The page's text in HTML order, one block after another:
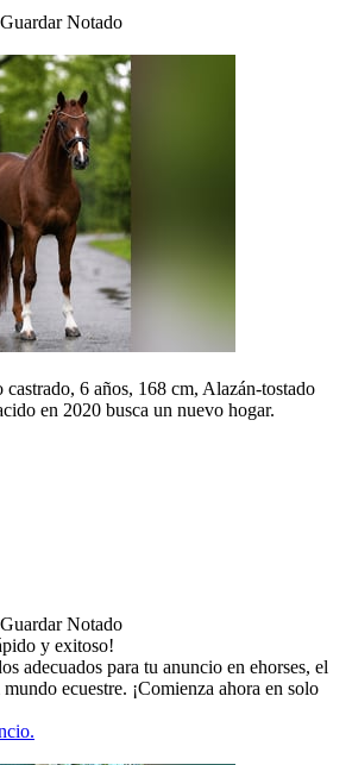
Guardar Notado
6 años, 168 cm, Alazán-tostado
en 2020 busca un nuevo hogar.
Guardar Notado
y exitoso!
adecuados para tu anuncio en ehorses, el
ecuestre. ¡Comienza ahora en solo